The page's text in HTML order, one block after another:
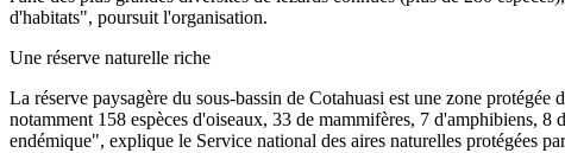
d'habitats", poursuit l'organisation.
Une réserve naturelle riche
La réserve paysagère du sous-bassin de Cotahuasi est une zone
notamment 158 espèces d'oiseaux, 33 de mammifères, 7 d'amphibiens, 8
endémique", explique le Service national des aires naturelles protégées